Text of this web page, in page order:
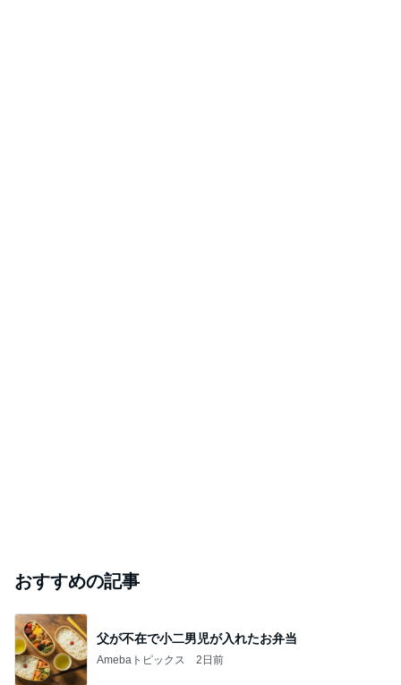
おすすめの記事
父が不在で小二男児が入れたお弁当
Amebaトピックス 2日前